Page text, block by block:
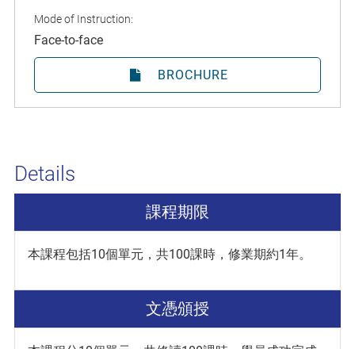
Mode of Instruction:
Face-to-face
BROCHURE
Details
課程期限
本課程包括10個單元，共100課時，修業期約1年。
文憑頒授